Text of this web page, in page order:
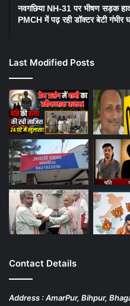
नवगछिया NH-31 पर भीषण सड़क
PMCH में पढ़ रही डॉक्टर बेटी गंभीर
Last Modified Posts
Contact Details
Address : AmarPur, Bihpur,